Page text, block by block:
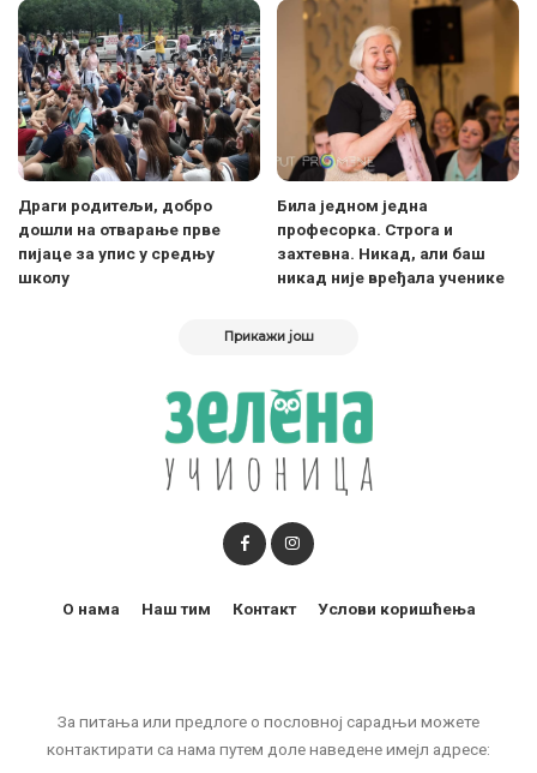
Драги родитељи, добро
дошли на отварање прве
пијаце за упис у средњу
школу
Била једном једна
професорка. Строга и
захтевна. Никад, али баш
никад није вређaла ученике
Прикажи још
За питања или предлоге о пословној сарадњи можете
контактирати са нама путем доле наведене имејл адресе:
О нама Наш тим Контакт Услови коришћења